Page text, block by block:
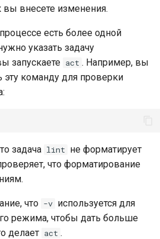
вы внесете изменения.
есть более одной
указать задачу
запускаете act . Например, вы
эту команду для проверки
задача lint не форматирует
что форматирование
что -v используется для
режима, чтобы дать больше
делает act .